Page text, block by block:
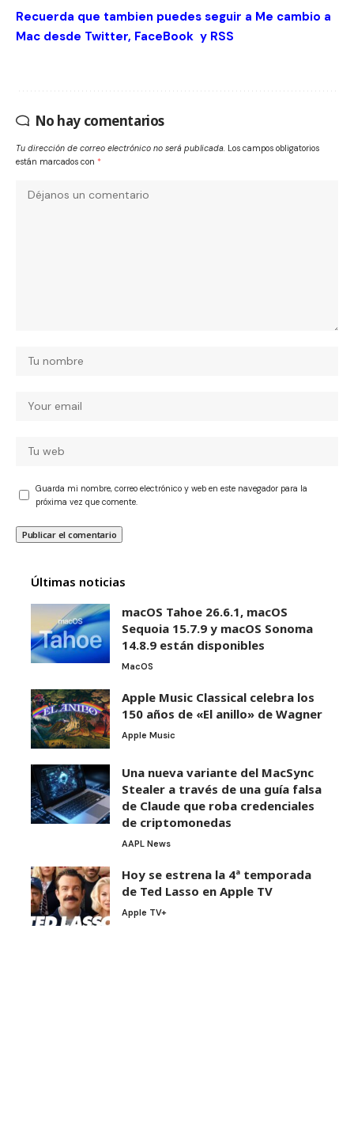
Recuerda que tambien puedes seguir a Me cambio a
Mac desde Twitter, FaceBook y RSS
No hay comentarios
Tu dirección de correo electrónico no será publicada. Los campos obligatorios
están marcados con *
Guarda mi nombre, correo electrónico y web en este navegador para la
próxima vez que comente.
Últimas noticias
macOS Tahoe 26.6.1, macOS
Sequoia 15.7.9 y macOS Sonoma
14.8.9 están disponibles
MacOS
Apple Music Classical celebra los
150 años de «El anillo» de Wagner
Apple Music
Una nueva variante del MacSync
Stealer a través de una guía falsa
de Claude que roba credenciales
de criptomonedas
AAPL News
Hoy se estrena la 4ª temporada
de Ted Lasso en Apple TV
Apple TV+